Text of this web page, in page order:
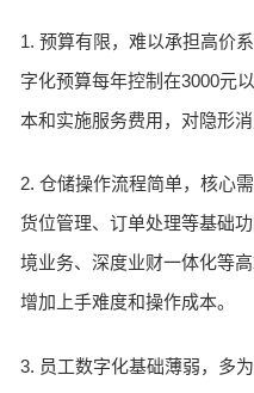
1. 预算有限，难以承担高价
字化预算每年控制在3000元
本和实施服务费用，对隐形消
2. 仓储操作流程简单，核心
货位管理、订单处理等基础
境业务、深度业财一体化等
增加上手难度和操作成本。
3. 员工数字化基础薄弱，多